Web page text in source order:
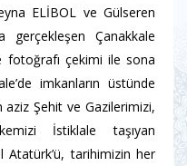
ELİBOL ve Gülseren
gerçekleşen Çanakkale
fotoğrafı çekimi ile sona
imkanların üstünde
Şehit ve Gazilerimizi,
İstiklale taşıyan
tarihimizin her